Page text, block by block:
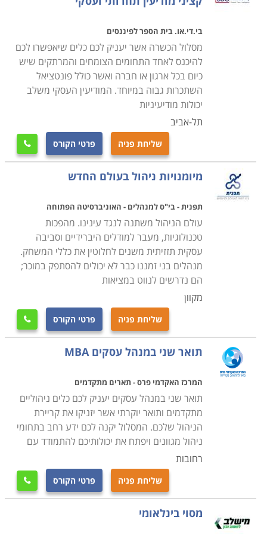
בי.די.או. בית הספר לפיננסים
מסלול הכשרה אשר יעניק לכם כלים שיאפשרו לכם
להיכנס לאחד התחומים הצומחים והמרתקים שיש
כיום בכל ארגון או חברה ואשר כולל פונטציאל
השתכרות גבוה במיוחד. המודיעין העסקי משלב
יכולות מודיעיניות
תל-אביב
שליחת פניה פרטי הקורס 
מיומנויות ניהול בעולם החדש
תפנית - בי"ס למנהלים - האוניברסיטה הפתוחה
עולם הניהול משתנה לנגד עינינו. מהפכות
טכנולוגיות, מעבר למודלים היברידיים וסביבה
עסקית תזזיתית משנים לחלוטין את כללי המשחק.
מנהלים בני זמננו כבר לא יכולים להסתפק במוכר;
הם נדרשים לנווט במציאות
מקוון
שליחת פניה פרטי הקורס 
תואר שני במנהל עסקים MBA
המרכז האקדמי פרס - תארים מתקדמים
תואר שני במנהל עסקים יעניק לכם כלים ניהוליים
מתקדמים ותואר יוקרתי אשר יזניקו את קריירת
הניהול שלכם. המסלול יקנה לכם ידע רחב בתחומי
ניהול מגוונים ויפתח את יכולותיכם להתמודד עם
רחובות
שליחת פניה פרטי הקורס 
מסוי בינלאומי